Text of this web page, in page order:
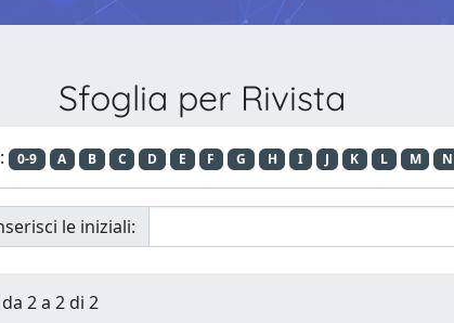
Sfoglia per Rivista
0-9 A B C D E F G H I J K L M N
le iniziali:
2 a 2 di 2